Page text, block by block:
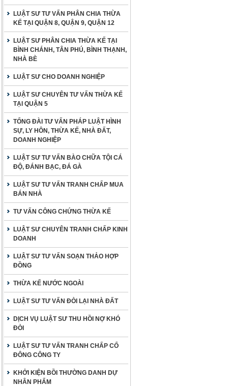
LUẬT SƯ TƯ VẤN PHÂN CHIA THỪA
KẾ TẠI QUẬN 8, QUẬN 9, QUẬN 12
LUẬT SƯ PHÂN CHIA THỪA KẾ TẠI
BÌNH CHÁNH, TÂN PHÚ, BÌNH THẠNH,
NHÀ BÈ
LUẬT SƯ CHO DOANH NGHIỆP
LUẬT SƯ CHUYÊN TƯ VẤN THỪA KẾ
TẠI QUẬN 5
TỔNG ĐÀI TƯ VẤN PHÁP LUẬT HÌNH
SỰ, LY HÔN, THỪA KẾ, NHÀ ĐẤT,
DOANH NGHIỆP
LUẬT SƯ TƯ VẤN BÀO CHỮA TỘI CÁ
ĐỘ, ĐÁNH BẠC, ĐÁ GÀ
LUẬT SƯ TƯ VẤN TRANH CHẤP MUA
BÁN NHÀ
TƯ VẤN CÔNG CHỨNG THỪA KẾ
LUẬT SƯ CHUYÊN TRANH CHẤP KINH
DOANH
LUẬT SƯ TƯ VẤN SOẠN THẢO HỢP
ĐỒNG
THỪA KẾ NƯỚC NGOÀI
LUẬT SƯ TƯ VẤN ĐÒI LẠI NHÀ ĐẤT
DỊCH VỤ LUẬT SƯ THU HỒI NỢ KHÓ
ĐÒI
LUẬT SƯ TƯ VẤN TRANH CHẤP CỔ
ĐÔNG CÔNG TY
KHỞI KIỆN BỒI THƯỜNG DANH DỰ
NHÂN PHẨM